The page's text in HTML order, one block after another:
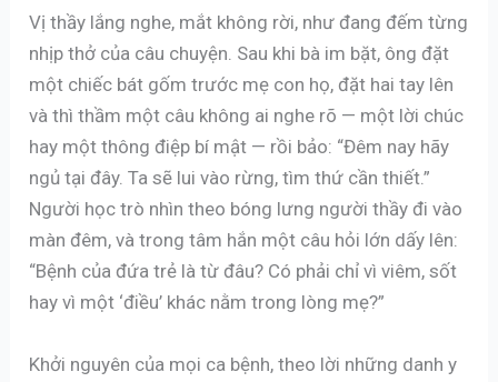
Vị thầy lắng nghe, mắt không rời, như đang đếm từng
nhịp thở của câu chuyện. Sau khi bà im bặt, ông đặt
một chiếc bát gốm trước mẹ con họ, đặt hai tay lên
và thì thầm một câu không ai nghe rõ — một lời chúc
hay một thông điệp bí mật — rồi bảo: “Đêm nay hãy
ngủ tại đây. Ta sẽ lui vào rừng, tìm thứ cần thiết.”
Người học trò nhìn theo bóng lưng người thầy đi vào
màn đêm, và trong tâm hắn một câu hỏi lớn dấy lên:
“Bệnh của đứa trẻ là từ đâu? Có phải chỉ vì viêm, sốt
hay vì một ‘điều’ khác nằm trong lòng mẹ?”
Khởi nguyên của mọi ca bệnh, theo lời những danh y